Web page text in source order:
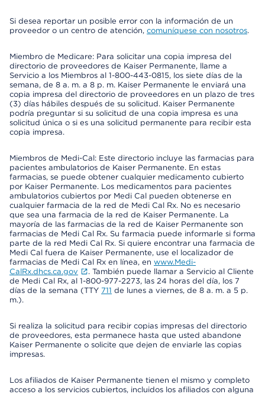
Si desea reportar un posible error con la información de un
proveedor o un centro de atención, comuníquese con nosotros.
Miembro de Medicare: Para solicitar una copia impresa del
directorio de proveedores de Kaiser Permanente, llame a
Servicio a los Miembros al 1-800-443-0815, los siete días de la
semana, de 8 a. m. a 8 p. m. Kaiser Permanente le enviará una
copia impresa del directorio de proveedores en un plazo de tres
(3) días hábiles después de su solicitud. Kaiser Permanente
podría preguntar si su solicitud de una copia impresa es una
solicitud única o si es una solicitud permanente para recibir esta
copia impresa.
Miembros de Medi-Cal: Este directorio incluye las farmacias para
pacientes ambulatorios de Kaiser Permanente. En estas
farmacias, se puede obtener cualquier medicamento cubierto
por Kaiser Permanente. Los medicamentos para pacientes
ambulatorios cubiertos por Medi Cal pueden obtenerse en
cualquier farmacia de la red de Medi Cal Rx. No es necesario
que sea una farmacia de la red de Kaiser Permanente. La
mayoría de las farmacias de la red de Kaiser Permanente son
farmacias de Medi Cal Rx. Su farmacia puede informarle si forma
parte de la red Medi Cal Rx. Si quiere encontrar una farmacia de
Medi Cal fuera de Kaiser Permanente, use el localizador de
farmacias de Medi Cal Rx en línea, en www.Medi-
CalRx.dhcs.ca.gov
. También puede llamar a Servicio al Cliente
de Medi Cal Rx, al 1-800-977-2273, las 24 horas del día, los 7
días de la semana (TTY 711 de lunes a viernes, de 8 a. m. a 5 p.
m.).
Si realiza la solicitud para recibir copias impresas del directorio
de proveedores, esta permanece hasta que usted abandone
Kaiser Permanente o solicite que dejen de enviarle las copias
impresas.
Los afiliados de Kaiser Permanente tienen el mismo y completo
acceso a los servicios cubiertos, incluidos los afiliados con alguna